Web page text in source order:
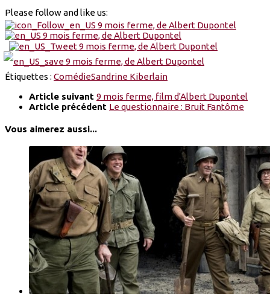
Please follow and like us:
Étiquettes : ComédieSandrine Kiberlain
Article suivant 9 mois ferme, film d'Albert Dupontel
Article précédent Le questionnaire : Bruit Fantôme
Vous aimerez aussi...